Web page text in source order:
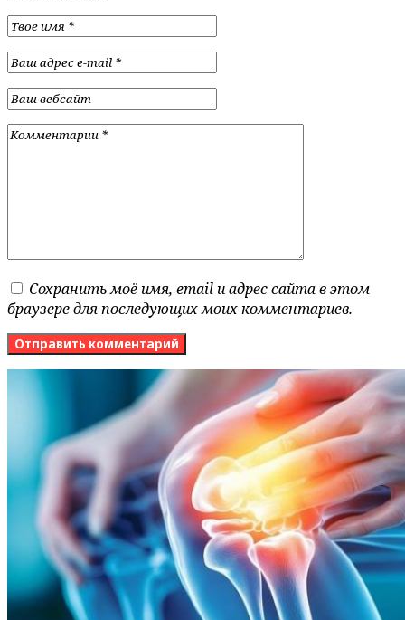
Сохранить моё имя, email и адрес сайта в этом
браузере для последующих моих комментариев.